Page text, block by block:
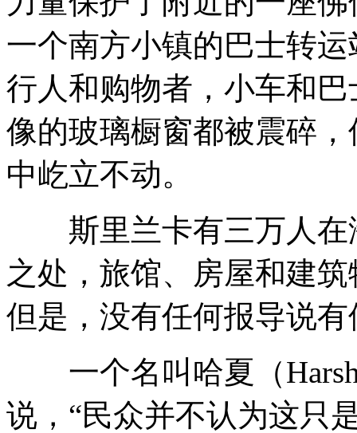
一个南方小镇的巴士转
行人和购物者，小车和
像的玻璃橱窗都被震碎
中屹立不动。
斯里兰卡有三万人在
之处，旅馆、房屋和建
但是，没有任何报导说
一个名叫哈夏（
说，“民众并不认为这只